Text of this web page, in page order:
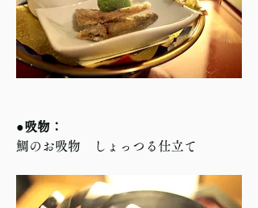
●吸物：
鯛のお吸物　しょっつる仕立て